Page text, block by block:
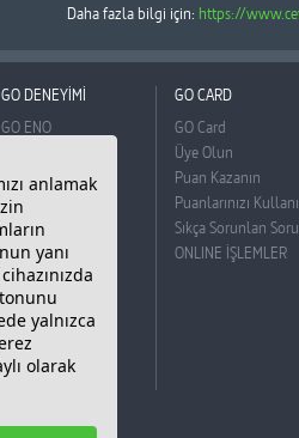
Daha fazla bilgi için: https://
GO DENEYİMİ
GO ENO
ENO Diesel
İpragaz Otogaz
GO Market
GO CARD
GO Card
Üye Olun
Puan Kazanın
Puanlarınızı
Sıkça Sorunlan
ONLINE İŞLEMLER